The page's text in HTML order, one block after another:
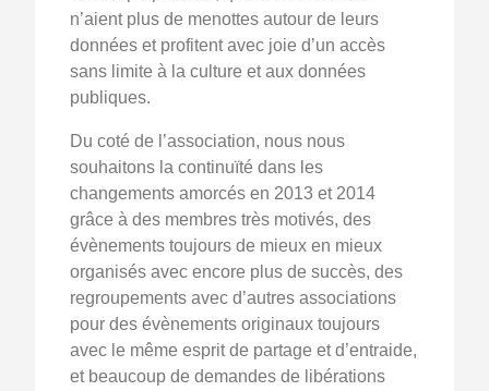
n’aient plus de menottes autour de leurs
données et profitent avec joie d’un accès
sans limite à la culture et aux données
publiques.
Du coté de l’association, nous nous
souhaitons la continuïté dans les
changements amorcés en 2013 et 2014
grâce à des membres très motivés, des
évènements toujours de mieux en mieux
organisés avec encore plus de succès, des
regroupements avec d’autres associations
pour des évènements originaux toujours
avec le même esprit de partage et d’entraide,
et beaucoup de demandes de libérations